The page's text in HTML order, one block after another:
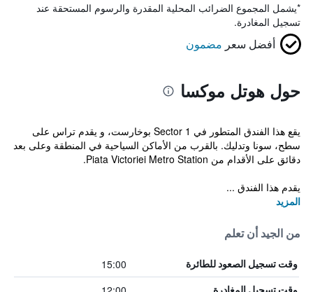
*يشمل المجموع الضرائب المحلية المقدرة والرسوم المستحقة عند
تسجيل المغادرة.
أفضل سعر مضمون
حول هوتل موكسا
يقع هذا الفندق المتطور في Sector 1 بوخارست، و يقدم تراس على
سطح، سونا وتدليك. بالقرب من الأماكن السياحية في المنطقة وعلى بعد
دقائق على الأقدام من Piata Victoriei Metro Station.
يقدم هذا الفندق ...
المزيد
من الجيد أن تعلم
وقت تسجيل الصعود للطائرة 15:00
وقت تسجيل المغادرة